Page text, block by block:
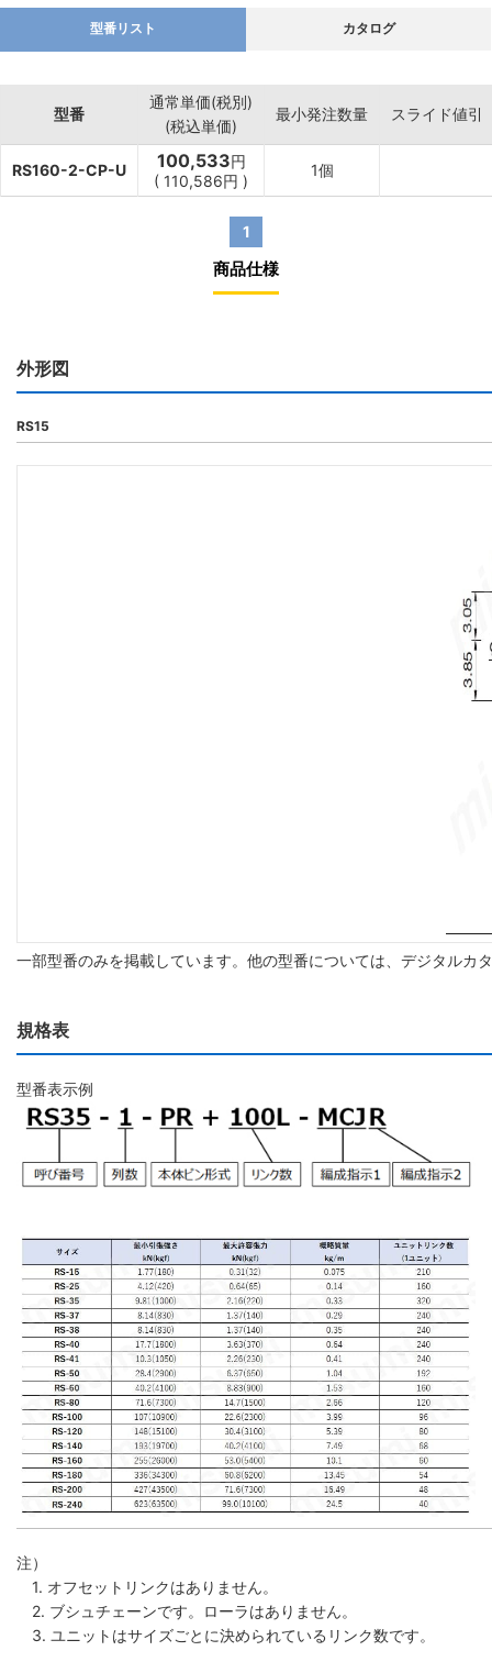
型番リスト カタログ
型番
通常単価(税別)
(税込単価)
最小発注数量 スライド値引
RS160-2-CP-U 100,533円
( 110,586円 )
1個
1
商品仕様
外形図
RS15
一部型番のみを掲載しています。他の型番については、デジタルカ
規格表
型番表示例
注）
1. オフセットリンクはありません。
2. ブシュチェーンです。ローラはありません。
3. ユニットはサイズごとに決められているリンク数です。